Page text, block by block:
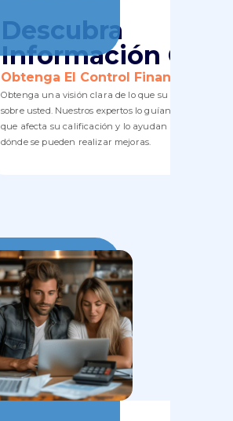
Descubra
Información
Obtenga El Control Financiero
Obtenga una visión clara de lo que su informe
sobre usted. Nuestros expertos lo guían a través de
que afecta su calificación y lo ayudan a identificar
dónde se pueden realizar mejoras.